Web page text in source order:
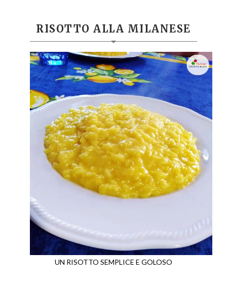
RISOTTO ALLA MILANESE
UN RISOTTO SEMPLICE E GOLOSO